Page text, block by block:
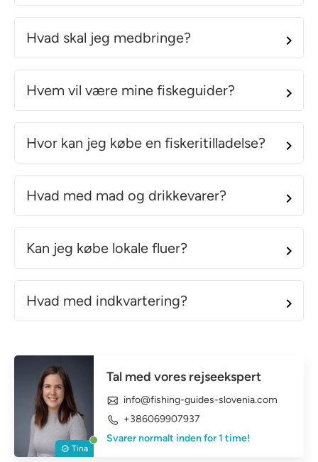
Hvad skal jeg medbringe?
Hvem vil være mine fiskeguider?
Hvor kan jeg købe en fiskeritilladelse?
Hvad med mad og drikkevarer?
Kan jeg købe lokale fluer?
Hvad med indkvartering?
Tina
Tal med vores rejseekspert
info@fishing-guides-slovenia.com
+386069907937
Svarer normalt inden for 1 time!